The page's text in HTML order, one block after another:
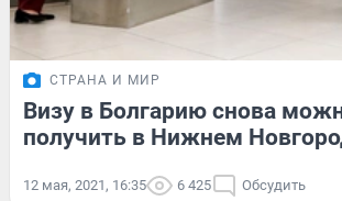
СТРАНА И МИР
Визу в Болгарию снова
получить в Нижнем
12 мая, 2021, 16:35 6 425 Обсудить